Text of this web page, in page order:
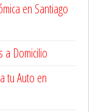
en Santiago
a Domicilio
tu Auto en